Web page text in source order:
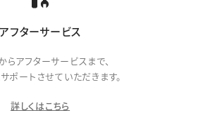
アフターサービス
らアフターサービスまで、
ポートさせていただきます。
詳しくはこちら